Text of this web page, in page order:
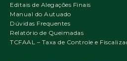
Editais de Alegações Finais
Manual do Autuado
Dúvidas Frequentes
Relatório de Queimadas
TCFAAL – Taxa de Controle e